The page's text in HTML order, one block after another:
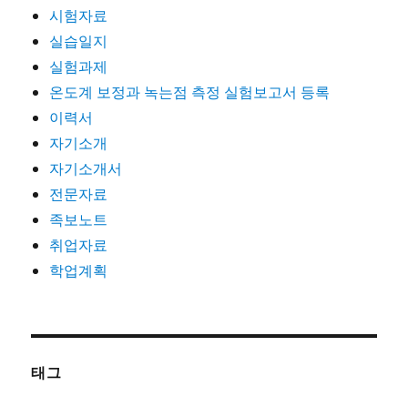
시험자료
실습일지
실험과제
온도계 보정과 녹는점 측정 실험보고서 등록
이력서
자기소개
자기소개서
전문자료
족보노트
취업자료
학업계획
태그